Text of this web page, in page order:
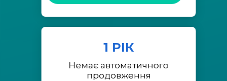
1 РІК
Немає автоматичного
продовження